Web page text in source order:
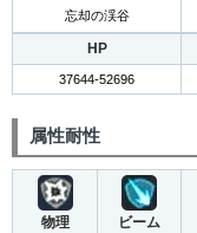
忘却の渓谷
HP
37644-52696
属性耐性
物理 ビーム